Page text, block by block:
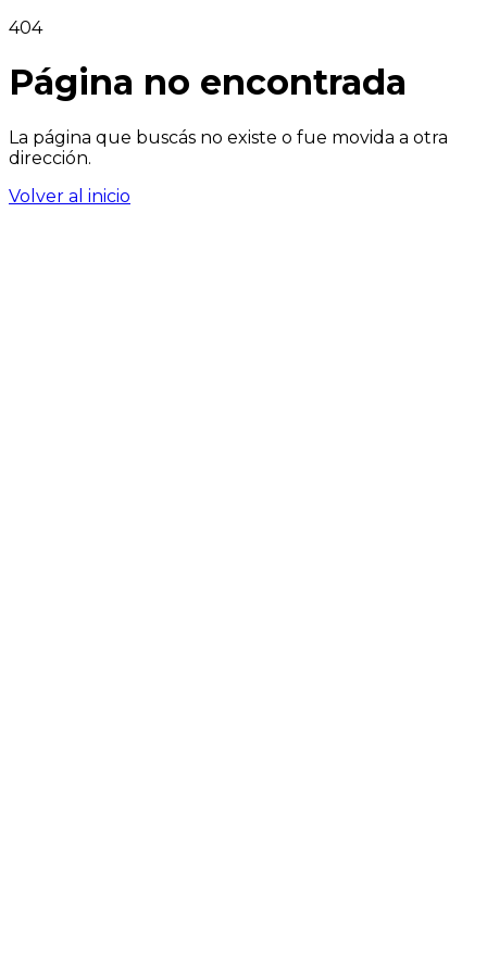
404
Página no encontrada
La página que buscás no existe o fue movida a otra
dirección.
Volver al inicio